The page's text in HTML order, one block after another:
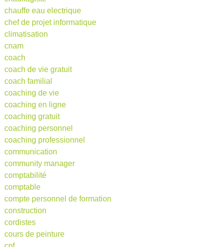
chauffe eau electrique
chef de projet informatique
climatisation
cnam
coach
coach de vie gratuit
coach familial
coaching de vie
coaching en ligne
coaching gratuit
coaching personnel
coaching professionnel
communication
community manager
comptabilité
comptable
compte personnel de formation
construction
cordistes
cours de peinture